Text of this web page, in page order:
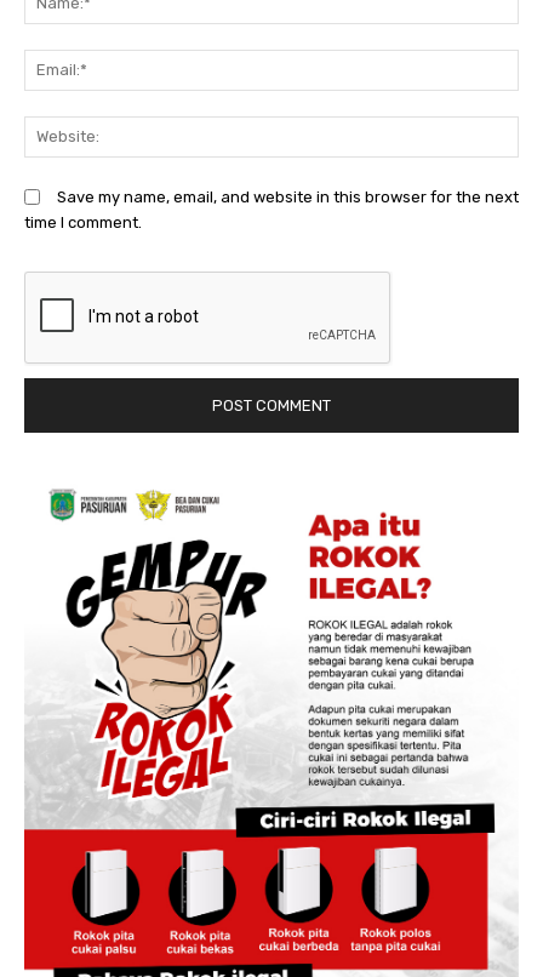
Save my name, email, and website in this browser for the next
time I comment.